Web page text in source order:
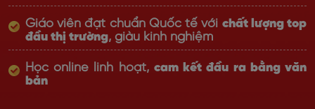
Giáo viên đạt chuẩn Quốc tế với chất lượng top
đầu thị trường, giàu kinh nghiệm
Học online linh hoạt, cam kết đầu ra bằng văn
bản